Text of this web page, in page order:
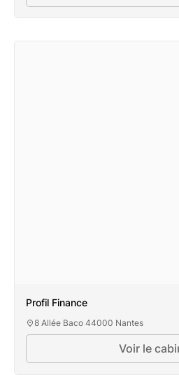
Profil Finance
8 Allée Baco 44000 Nantes
Voir le